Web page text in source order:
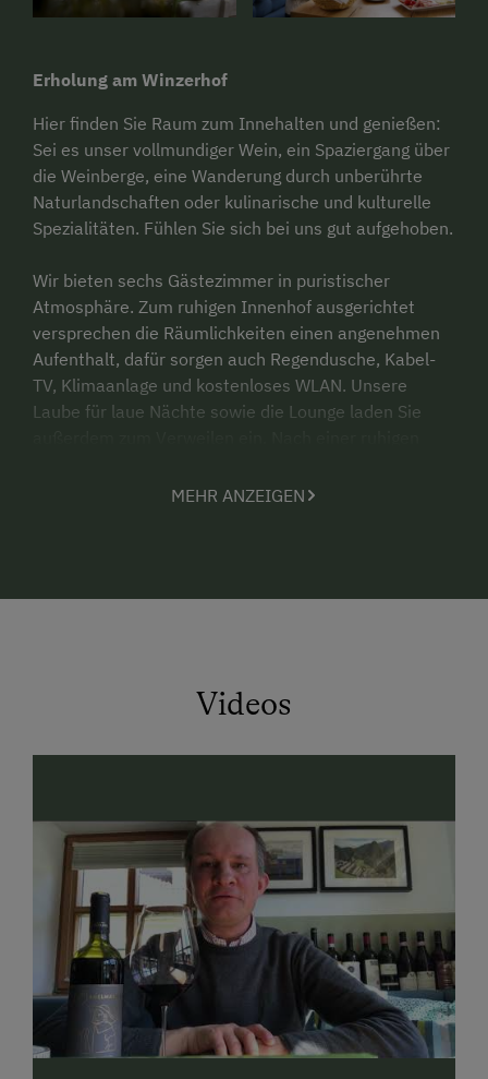
Erholung am Winzerhof
Hier finden Sie Raum zum Innehalten und genießen:
Sei es unser vollmundiger Wein, ein Spaziergang über
die Weinberge, eine Wanderung durch unberührte
Naturlandschaften oder kulinarische und kulturelle
Spezialitäten. Fühlen Sie sich bei uns gut aufgehoben.
Wir bieten sechs Gästezimmer in puristischer
Atmosphäre. Zum ruhigen Innenhof ausgerichtet
versprechen die Räumlichkeiten einen angenehmen
Aufenthalt, dafür sorgen auch Regendusche, Kabel-
TV, Klimaanlage und kostenloses WLAN. Unsere
Laube für laue Nächte sowie die Lounge laden Sie
mit regionalen und saisonalen Köstlichkeiten –
MEHR ANZEIGEN
Videos